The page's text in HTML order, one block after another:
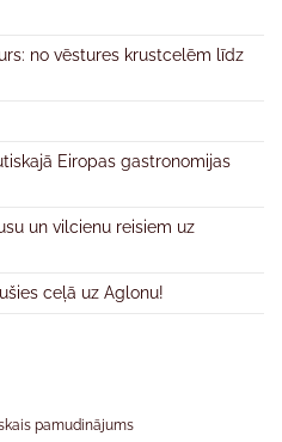
no vēstures krustcelēm līdz
Eiropas gastronomijas
un vilcienu reisiem uz
ceļā uz Aglonu!
pamudinājums